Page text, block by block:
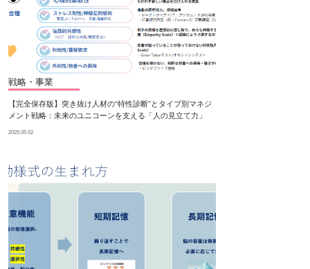
戦略・事業
【完全保存版】突き抜け人材の“特性診断”とタイプ別マネジ
メント戦略：未来のユニコーンを支える「人の見立て力」
2025.05.02